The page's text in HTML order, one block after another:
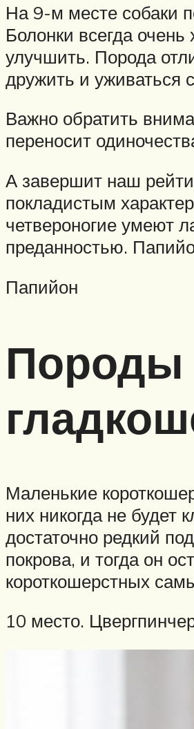
На 9-м месте собаки
Болонки всегда
улучшить. Порода
дружить и уживаться
Важно обратить
переносит
А завершит наш
покладистым
четвероногие умеют
преданностью.
Папийон
Породы
Маленькие
них никогда не
достаточно редкий
покрова, и тогда он
короткошерстных
10 место.